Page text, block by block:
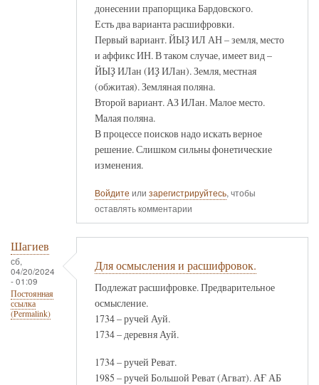
донесении прапорщика Бардовского.
Есть два варианта расшифровки.
Первый вариант. ЙЫҘ ИЛ АН – земля, место
и аффикс ИН. В таком случае, имеет вид –
ЙЫҘ ИЛан (ИҘ ИЛан). Земля, местная
(обжитая). Земляная поляна.
Второй вариант. АЗ ИЛан. Малое место.
Малая поляна.
В процессе поисков надо искать верное
решение. Слишком сильны фонетические
изменения.
Войдите или зарегистрируйтесь, чтобы
оставлять комментарии
Шагиев
сб,
04/20/2024
- 01:09
Постоянная
ссылка
(Permalink)
Для осмысления и расшифровок.
Подлежат расшифровке. Предварительное
осмысление.
1734 – ручей Ауй.
1734 – деревня Ауй.
1734 – ручей Реват.
1985 – ручей Большой Реват (Агват). АҒ АБ